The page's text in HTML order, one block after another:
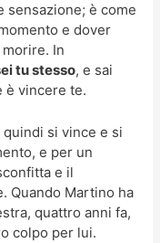
sensazione; è come
e dover
In
tu stesso, e sai
è vincere te.
si vince e si
e per un
e il
Quando Martino ha
quattro anni fa,
colpo per lui.